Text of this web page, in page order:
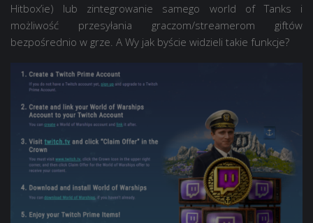
Hitbox’ie) lub zintegrowanie samego world of Tanks i
możliwość przesyłania graczom/streamerom giftów
bezpośrednio w grze. A Wy jak byście widzieli takie funkcje?